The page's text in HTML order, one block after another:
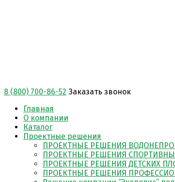
8 (800) 700-86-52 Заказать звонок
Главная
О компании
Каталог
Проектные решения
ПРОЕКТНЫЕ РЕШЕНИЯ
ПРОЕКТНЫЕ РЕШЕНИЯ
ПРОЕКТНЫЕ РЕШЕНИЯ ДЕТСКИХ
ПРОЕКТНЫЕ РЕШЕНИЯ